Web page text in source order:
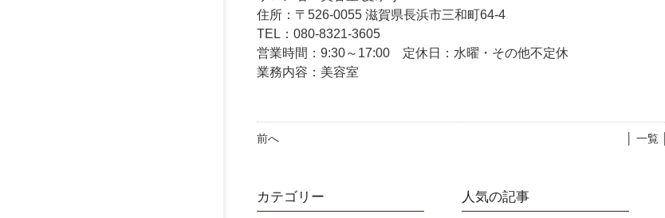
住所：〒526-0055 滋賀県長浜市三和町64-4
TEL：080-8321-3605
営業時間：9:30～17:00 定休日：水曜・その他不定休
業務内容：美容室
前へ │ 一覧 │
カテゴリー 人気の記事